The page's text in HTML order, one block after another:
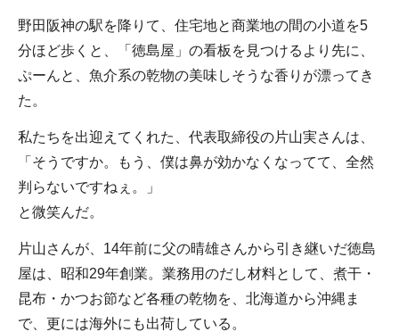
野田阪神の駅を降りて、住宅地と商業地の間の小道を5
分ほど歩くと、「徳島屋」の看板を見つけるより先に、
ぷーんと、魚介系の乾物の美味しそうな香りが漂ってき
た。
私たちを出迎えてくれた、代表取締役の片山実さんは、
「そうですか。もう、僕は鼻が効かなくなってて、全然
判らないですねぇ。」
と微笑んだ。
片山さんが、14年前に父の晴雄さんから引き継いだ徳島
屋は、昭和29年創業。業務用のだし材料として、煮干・
昆布・かつお節など各種の乾物を、北海道から沖縄ま
で、更には海外にも出荷している。